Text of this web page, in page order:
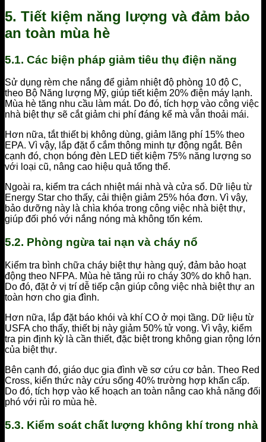
5. Tiết kiệm năng lượng và đảm bảo
an toàn mùa hè
5.1. Các biện pháp giảm tiêu thụ điện năng
Sử dụng rèm che nắng để giảm nhiệt độ phòng 10 độ C,
theo Bộ Năng lượng Mỹ, giúp tiết kiệm 20% điện máy lạnh.
Mùa hè tăng nhu cầu làm mát. Do đó, tích hợp vào công việc
nhà biệt thự sẽ cắt giảm chi phí đáng kể mà vẫn thoải mái.
Hơn nữa, tắt thiết bị không dùng, giảm lãng phí 15% theo
EPA. Vì vậy, lắp đặt ổ cắm thông minh tự động ngắt. Bên
cạnh đó, chọn bóng đèn LED tiết kiệm 75% năng lượng so
với loại cũ, nâng cao hiệu quả tổng thể.
Ngoài ra, kiểm tra cách nhiệt mái nhà và cửa sổ. Dữ liệu từ
Energy Star cho thấy, cải thiện giảm 25% hóa đơn. Vì vậy,
bảo dưỡng này là chìa khóa trong công việc nhà biệt thự,
giúp đối phó với nắng nóng mà không tốn kém.
5.2. Phòng ngừa tai nạn và cháy nổ
Kiểm tra bình chữa cháy biệt thự hàng quý, đảm bảo hoạt
động theo NFPA. Mùa hè tăng rủi ro cháy 30% do khô hạn.
Do đó, đặt ở vị trí dễ tiếp cận giúp công việc nhà biệt thự an
toàn hơn cho gia đình.
Hơn nữa, lắp đặt báo khói và khí CO ở mọi tầng. Dữ liệu từ
USFA cho thấy, thiết bị này giảm 50% tử vong. Vì vậy, kiểm
tra pin định kỳ là cần thiết, đặc biệt trong không gian rộng lớn
của biệt thự.
Bên cạnh đó, giáo dục gia đình về sơ cứu cơ bản. Theo Red
Cross, kiến thức này cứu sống 40% trường hợp khẩn cấp.
Do đó, tích hợp vào kế hoạch an toàn nâng cao khả năng đối
phó với rủi ro mùa hè.
5.3. Kiểm soát chất lượng không khí trong nhà